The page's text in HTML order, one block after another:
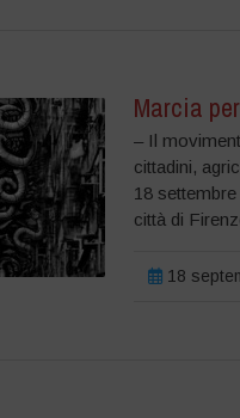
Marcia
– Il
cittadini,
18
città di
18